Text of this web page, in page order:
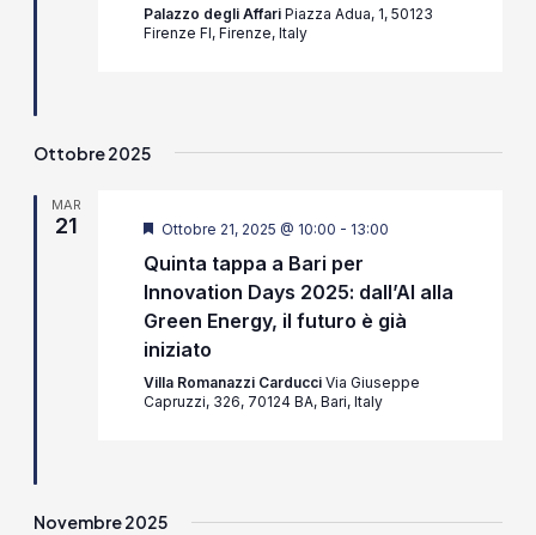
Palazzo degli Affari Piazza Adua, 1, 50123
Firenze FI, Firenze, Italy
Ottobre 2025
MAR
21 Segnalati
Ottobre 21, 2025 @ 10:00 - 13:00
Quinta tappa a Bari per
Innovation Days 2025: dall’AI alla
Green Energy, il futuro è già
iniziato
Villa Romanazzi Carducci Via Giuseppe
Capruzzi, 326, 70124 BA, Bari, Italy
Novembre 2025